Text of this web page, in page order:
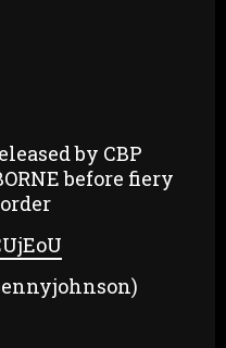
by CBP
before fiery